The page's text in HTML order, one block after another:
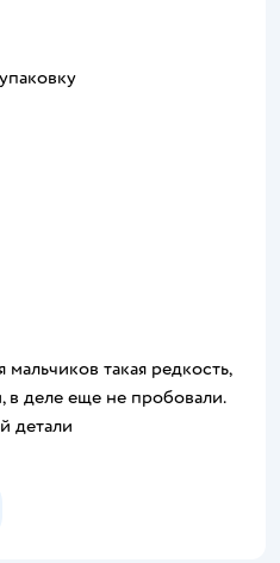
такая редкость,
в деле еще не пробовали.
детали